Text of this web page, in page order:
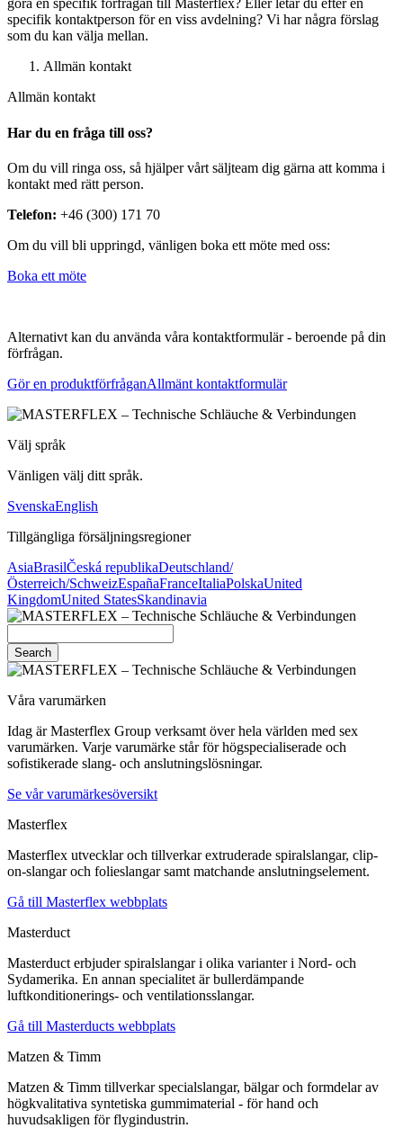
göra en specifik förfrågan till Masterflex? Eller letar du efter en
specifik kontaktperson för en viss avdelning? Vi har några förslag
som du kan välja mellan.
Allmän kontakt
Allmän kontakt
Har du en fråga till oss?
Om du vill ringa oss, så hjälper vårt säljteam dig gärna att komma i
kontakt med rätt person.
Telefon: +46 (300) 171 70
Om du vill bli uppringd, vänligen boka ett möte med oss:
Boka ett möte
Alternativt kan du använda våra kontaktformulär - beroende på din
förfrågan.
Gör en produktförfråganAllmänt kontaktformulär
Välj språk
Vänligen välj ditt språk.
SvenskaEnglish
Tillgängliga försäljningsregioner
AsiaBrasilČeská republikaDeutschland/
Österreich/SchweizEspañaFranceItaliaPolskaUnited
KingdomUnited StatesSkandinavia
Search
Våra varumärken
Idag är Masterflex Group verksamt över hela världen med sex
varumärken. Varje varumärke står för högspecialiserade och
sofistikerade slang- och anslutningslösningar.
Se vår varumärkesöversikt
Masterflex
Masterflex utvecklar och tillverkar extruderade spiralslangar, clip-
on-slangar och folieslangar samt matchande anslutningselement.
Gå till Masterflex webbplats
Masterduct
Masterduct erbjuder spiralslangar i olika varianter i Nord- och
Sydamerika. En annan specialitet är bullerdämpande
luftkonditionerings- och ventilationsslangar.
Gå till Masterducts webbplats
Matzen & Timm
Matzen & Timm tillverkar specialslangar, bälgar och formdelar av
högkvalitativa syntetiska gummimaterial - för hand och
huvudsakligen för flygindustrin.